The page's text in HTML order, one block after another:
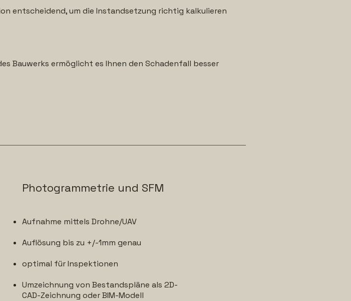
entscheidend, um die Instandsetzung richtig kalkulieren
Bauwerks ermöglicht es Ihnen den Schadenfall besser
Photogrammetrie und SFM
Aufnahme mittels Drohne/UAV
Auflösung bis zu +/-1mm genau
optimal für Inspektionen
Umzeichnung von Bestandspläne als 2D-
CAD-Zeichnung oder BIM-Modell